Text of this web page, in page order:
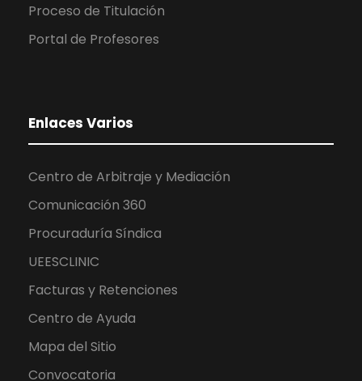
Proceso de Titulación
Portal de Profesores
Enlaces Varios
Centro de Arbitraje y Mediación
Comunicación 360
Procuraduría Síndica
UEESCLINIC
Facturas y Retenciones
Centro de Ayuda
Mapa del Sitio
Convocatoria